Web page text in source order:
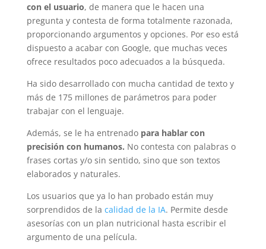
con el usuario, de manera que le hacen una
pregunta y contesta de forma totalmente razonada,
proporcionando argumentos y opciones. Por eso está
dispuesto a acabar con Google, que muchas veces
ofrece resultados poco adecuados a la búsqueda.
Ha sido desarrollado con mucha cantidad de texto y
más de 175 millones de parámetros para poder
trabajar con el lenguaje.
Además, se le ha entrenado para hablar con
precisión con humanos. No contesta con palabras o
frases cortas y/o sin sentido, sino que son textos
elaborados y naturales.
Los usuarios que ya lo han probado están muy
sorprendidos de la calidad de la IA. Permite desde
asesorías con un plan nutricional hasta escribir el
argumento de una película.